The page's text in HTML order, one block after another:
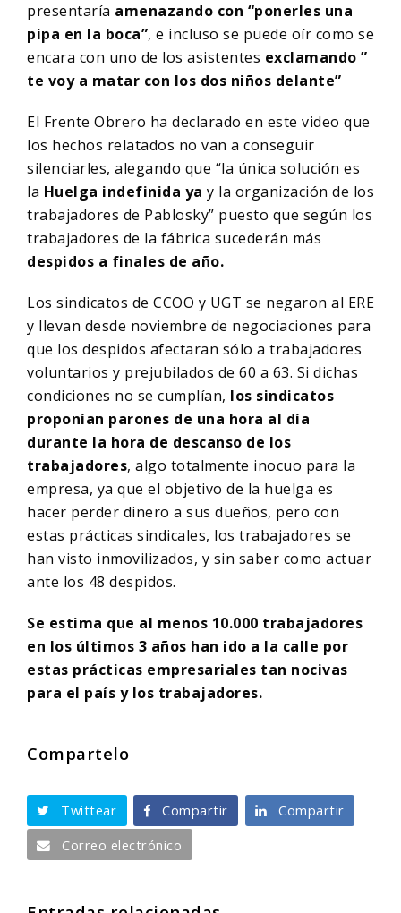
presentaría amenazando con “ponerles una
pipa en la boca”, e incluso se puede oír como se
encara con uno de los asistentes exclamando ”
te voy a matar con los dos niños delante”
El Frente Obrero ha declarado en este video que
los hechos relatados no van a conseguir
silenciarles, alegando que “la única solución es
la Huelga indefinida ya y la organización de los
trabajadores de Pablosky” puesto que según los
trabajadores de la fábrica sucederán más
despidos a finales de año.
Los sindicatos de CCOO y UGT se negaron al ERE
y llevan desde noviembre de negociaciones para
que los despidos afectaran sólo a trabajadores
voluntarios y prejubilados de 60 a 63. Si dichas
condiciones no se cumplían, los sindicatos
proponían parones de una hora al día
durante la hora de descanso de los
trabajadores, algo totalmente inocuo para la
empresa, ya que el objetivo de la huelga es
hacer perder dinero a sus dueños, pero con
estas prácticas sindicales, los trabajadores se
han visto inmovilizados, y sin saber como actuar
ante los 48 despidos.
Se estima que al menos 10.000 trabajadores
en los últimos 3 años han ido a la calle por
estas prácticas empresariales tan nocivas
para el país y los trabajadores.
Compartelo
Twittear Compartir
Compartir
Correo electrónico